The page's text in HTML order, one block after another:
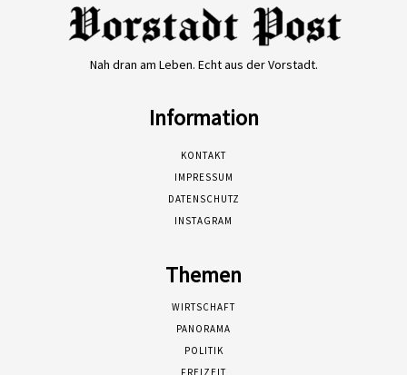
Nah dran am Leben. Echt aus der Vorstadt.
Information
KONTAKT
IMPRESSUM
DATENSCHUTZ
INSTAGRAM
Themen
WIRTSCHAFT
PANORAMA
POLITIK